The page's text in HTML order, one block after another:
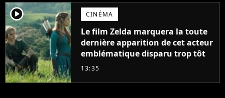
player2 CINÉMA
Le film Zelda marquera la toute
dernière apparition de cet acteur
emblématique disparu trop tôt
13:35